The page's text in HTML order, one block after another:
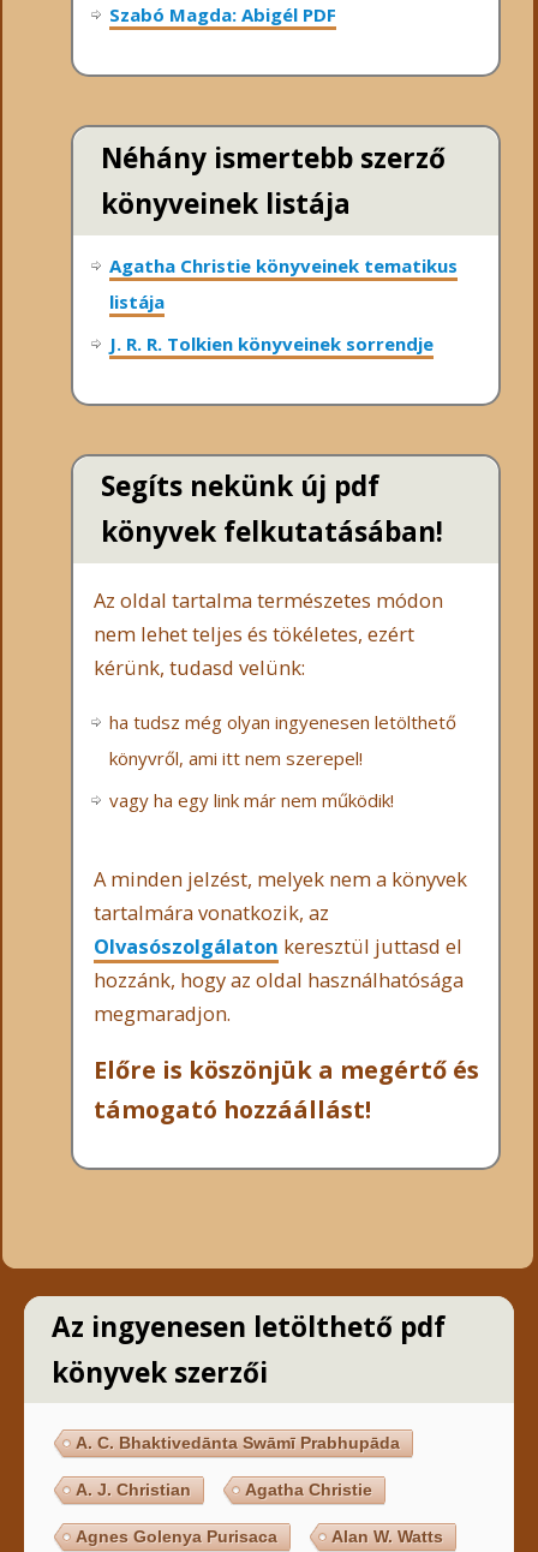
Szabó Magda: Abigél PDF
Néhány ismertebb szerző
könyveinek listája
Agatha Christie könyveinek tematikus
listája
J. R. R. Tolkien könyveinek sorrendje
Segíts nekünk új pdf
könyvek felkutatásában!
Az oldal tartalma természetes módon
nem lehet teljes és tökéletes, ezért
kérünk, tudasd velünk:
ha tudsz még olyan ingyenesen letölthető
könyvről, ami itt nem szerepel!
vagy ha egy link már nem működik!
A minden jelzést, melyek nem a könyvek
tartalmára vonatkozik, az
Olvasószolgálaton keresztül juttasd el
hozzánk, hogy az oldal használhatósága
megmaradjon.
Előre is köszönjük a megértő és
támogató hozzáállást!
Az ingyenesen letölthető pdf
könyvek szerzői
A. C. Bhaktivedānta Swāmī Prabhupāda
A. J. Christian Agatha Christie
Agnes Golenya Purisaca Alan W. Watts